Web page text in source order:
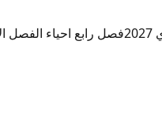
فصل رابع احياء الفصل